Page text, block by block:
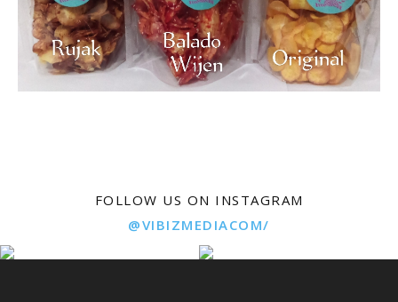
FOLLOW US ON INSTAGRAM
@VIBIZMEDIACOM/